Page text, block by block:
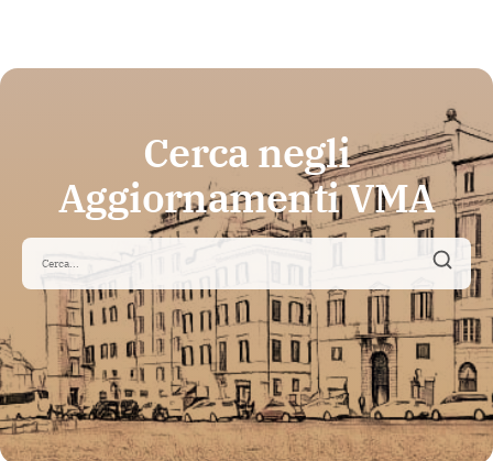
Cerca negli
Aggiornamenti VMA